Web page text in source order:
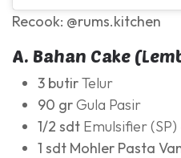
Recook: @rums.kitchen
A. Bahan Cake
3 butirTelur
90 grGula Pasir
1/2 sdt Emulsifier (SP)
1 sdt Mohler Pasta